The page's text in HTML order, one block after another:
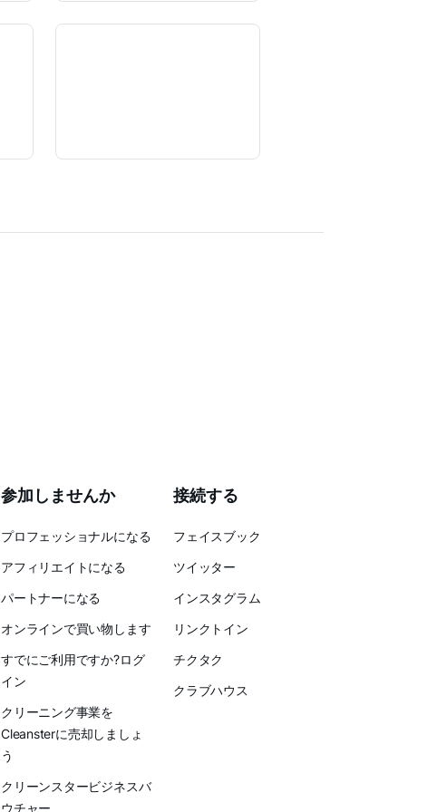
参加しませんか
プロフェッショナルになる
アフィリエイトになる
パートナーになる
オンラインで買い物します
すでにご利用ですか?ログ
イン
クリーニング事業を
Cleansterに売却しましょ
う
クリーンスタービジネスバ
ウチャー
接続する
フェイスブック
ツイッター
インスタグラム
リンクトイン
チクタク
クラブハウス